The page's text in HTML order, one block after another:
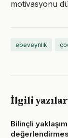
motivasyonu
ebeveynlik
İlgili yazılar
Bilinçli